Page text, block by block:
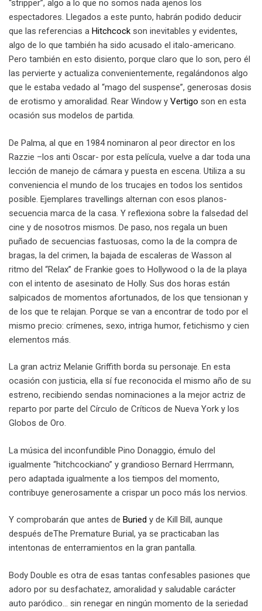
“stripper”, algo a lo que no somos nada ajenos los
espectadores. Llegados a este punto, habrán podido deducir
que las referencias a Hitchcock son inevitables y evidentes,
algo de lo que también ha sido acusado el italo-americano.
Pero también en esto disiento, porque claro que lo son, pero él
las pervierte y actualiza convenientemente, regalándonos algo
que le estaba vedado al “mago del suspense”, generosas dosis
de erotismo y amoralidad. Rear Window y Vertigo son en esta
ocasión sus modelos de partida.
De Palma, al que en 1984 nominaron al peor director en los
Razzie –los anti Oscar- por esta película, vuelve a dar toda una
lección de manejo de cámara y puesta en escena. Utiliza a su
conveniencia el mundo de los trucajes en todos los sentidos
posible. Ejemplares travellings alternan con esos planos-
secuencia marca de la casa. Y reflexiona sobre la falsedad del
cine y de nosotros mismos. De paso, nos regala un buen
puñado de secuencias fastuosas, como la de la compra de
bragas, la del crimen, la bajada de escaleras de Wasson al
ritmo del “Relax” de Frankie goes to Hollywood o la de la playa
con el intento de asesinato de Holly. Sus dos horas están
salpicados de momentos afortunados, de los que tensionan y
de los que te relajan. Porque se van a encontrar de todo por el
mismo precio: crímenes, sexo, intriga humor, fetichismo y cien
elementos más.
La gran actriz Melanie Griffith borda su personaje. En esta
ocasión con justicia, ella sí fue reconocida el mismo año de su
estreno, recibiendo sendas nominaciones a la mejor actriz de
reparto por parte del Círculo de Críticos de Nueva York y los
Globos de Oro.
La música del inconfundible Pino Donaggio, émulo del
igualmente “hitchcockiano” y grandioso Bernard Herrmann,
pero adaptada igualmente a los tiempos del momento,
contribuye generosamente a crispar un poco más los nervios.
Y comprobarán que antes de Buried y de Kill Bill, aunque
después deThe Premature Burial, ya se practicaban las
intentonas de enterramientos en la gran pantalla.
Body Double es otra de esas tantas confesables pasiones que
adoro por su desfachatez, amoralidad y saludable carácter
auto paródico… sin renegar en ningún momento de la seriedad